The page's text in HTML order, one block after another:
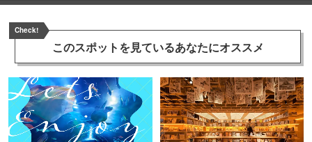
Check!
このスポットを見ているあなたにオススメ